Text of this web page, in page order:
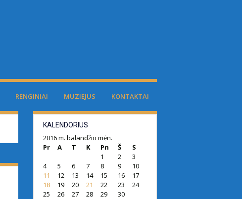
RENGINIAI MUZIEJUS KONTAKTAI
KALENDORIUS
2016 m. balandžio mėn.
Pr
A T K Pn Š
S
1
2
3
4
5 6 7 8 9
10
11
12 13 14 15 16
17
18
19 20 21 22 23
24
25
26 27 28 29 30